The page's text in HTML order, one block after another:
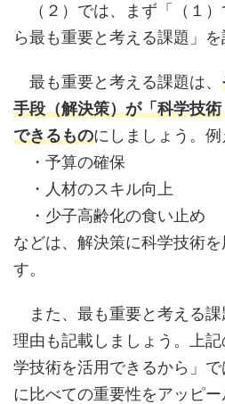
（２）では、まず「（１
ら最も重要と考える課題」を
最も重要と考える課題は、
手段（解決策）が「科学技
できるものにしましょう。例
・予算の確保
・人材のスキル向上
・少子高齢化の食い止め
などは、解決策に科学技術
す。
また、最も重要と考える
理由も記載しましょう。上
学技術を活用できるから」
に比べての重要性をアッピー